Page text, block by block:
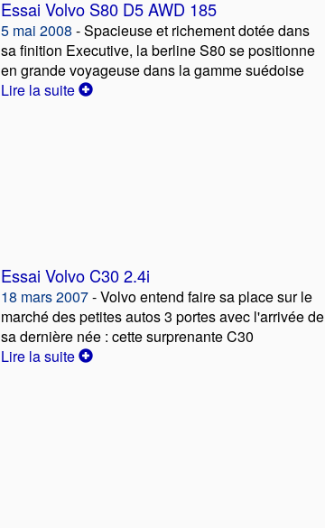
Essai Volvo S80 D5 AWD 185
5 mai 2008 - Spacieuse et richement dotée dans
sa finition Executive, la berline S80 se positionne
en grande voyageuse dans la gamme suédoise
Lire la suite
Essai Volvo C30 2.4i
18 mars 2007- Volvo entend faire sa place sur le
marché des petites autos 3 portes avec l'arrivée de
sa dernière née : cette surprenante C30
Lire la suite